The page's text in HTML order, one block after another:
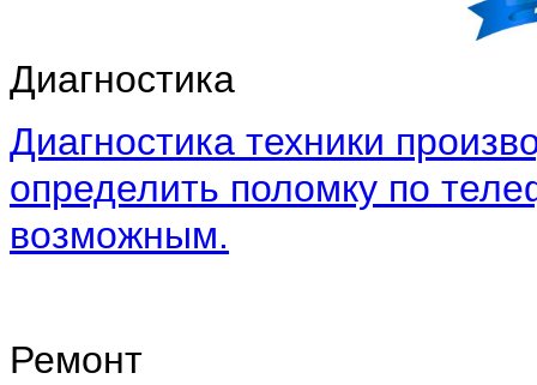
Диагностика
Диагностика техники
определить поломку по
возможным.
Ремонт